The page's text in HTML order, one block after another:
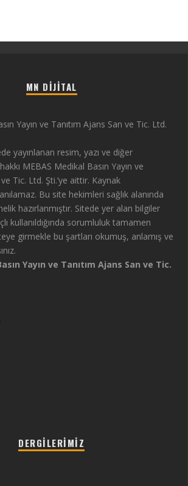
MN DIJITAL
Yayın ve Tanıtım Ajans San ve Tic. Ltd.
yayınlanan resim, yazı ve diğer
MEBAS Medikal Basın Yayın ve
Tic. Ltd. Şti.’ye aittir. Kaynak
Bu site hekimleri sağlık alanında
hazırlanmıştır. Sitede yer alan bilgiler
kullanıldığında sorumluluk tamamen
girmekle bu şartları okumuş, anlamış ve
Yayın ve Tanıtım Ajans San ve Tic.
DERGILERIMIZ